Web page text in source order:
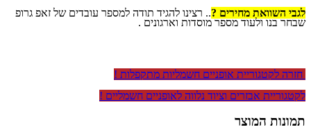
לגבי השוואת מחירים ?.. רצינו להגיד תודה למספר עובדים של זאפ גרופ
שבחר בנו ולעוד מספר מוסדות וארגונים .
חזרה לקטגוריית אופניים חשמליות מתקפלות !
לקטגוריית אבזרים וציוד נלווה לאופניים חשמליים !
תמונות המוצר